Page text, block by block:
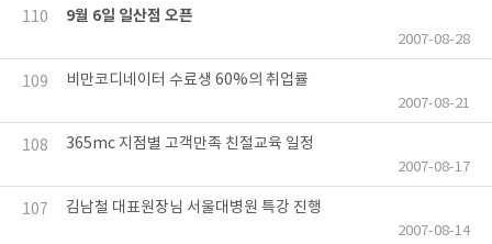
110 9월 6일 일산점 오픈
2007-08-28
109 비만코디네이터 수료생 60%의 취업률
2007-08-21
108 365mc 지점별 고객만족 친절교육 일정
2007-08-17
107 김남철 대표원장님 서울대병원 특강 진행
2007-08-14